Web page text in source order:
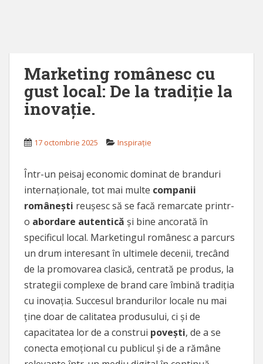
Marketing românesc cu
gust local: De la tradiție la
inovație.
17 octombrie 2025 Inspirație
Într-un peisaj economic dominat de branduri
internaționale, tot mai multe companii
românești reușesc să se facă remarcate printr-
o abordare autentică și bine ancorată în
specificul local. Marketingul românesc a parcurs
un drum interesant în ultimele decenii, trecând
de la promovarea clasică, centrată pe produs, la
strategii complexe de brand care îmbină tradiția
cu inovația. Succesul brandurilor locale nu mai
ține doar de calitatea produsului, ci și de
capacitatea lor de a construi povești, de a se
conecta emoțional cu publicul și de a rămâne